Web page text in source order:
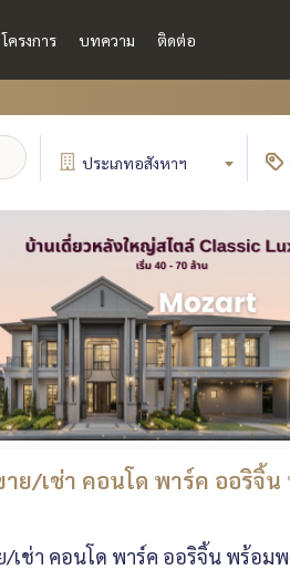
โครงการ บทความ ติดต่อ
ประเภทอสังหาฯ
าย/เช่า คอนโด พาร์ค ออริจิ้
/เช่า คอนโด พาร์ค ออริจิ้น พร้อม